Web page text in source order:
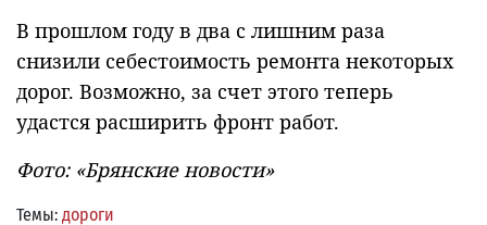
В прошлом году в два с лишним раза
снизили себестоимость ремонта некоторых
дорог. Возможно, за счет этого теперь
удастся расширить фронт работ.
Фото: «Брянские новости»
Темы: дороги